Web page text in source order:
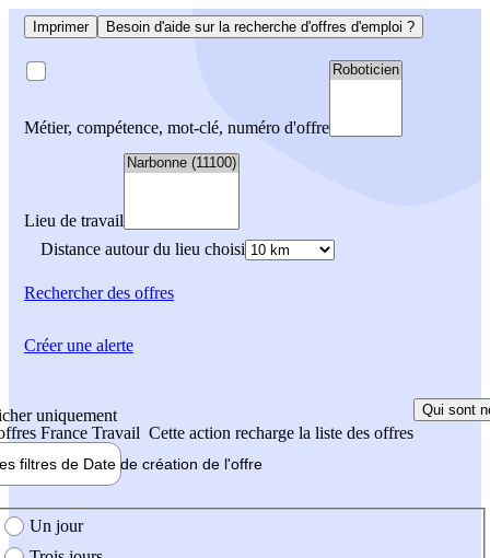
Imprimer Besoin d'aide sur la recherche d'offres d'emploi ?
Métier, compétence, mot-clé, numéro d'offre
Lieu de travail
Distance autour du lieu choisi
Rechercherdes offres
uniquement
France Travail Cette action recharge la liste des offres
Qui sont
filtres de Date de création de l'offre
création de l'offre
Un jour
Créer une alerte